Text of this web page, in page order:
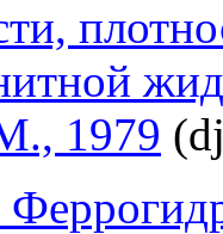
1979